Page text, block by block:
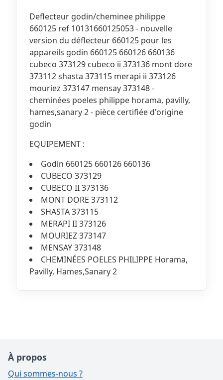
Deflecteur godin/cheminee philippe
660125 ref 10131660125053 - nouvelle
version du déflecteur 660125 pour les
appareils godin 660125 660126 660136
cubeco 373129 cubeco ii 373136 mont dore
373112 shasta 373115 merapi ii 373126
mouriez 373147 mensay 373148 -
cheminées poeles philippe horama, pavilly,
hames,sanary 2 - pièce certifiée d'origine
godin
EQUIPEMENT :
Godin 660125 660126 660136
CUBECO 373129
CUBECO II 373136
MONT DORE 373112
SHASTA 373115
MERAPI II 373126
MOURIEZ 373147
MENSAY 373148
CHEMINÉES POELES PHILIPPE Horama,
Pavilly, Hames,Sanary 2
À propos
Qui sommes-nous ?